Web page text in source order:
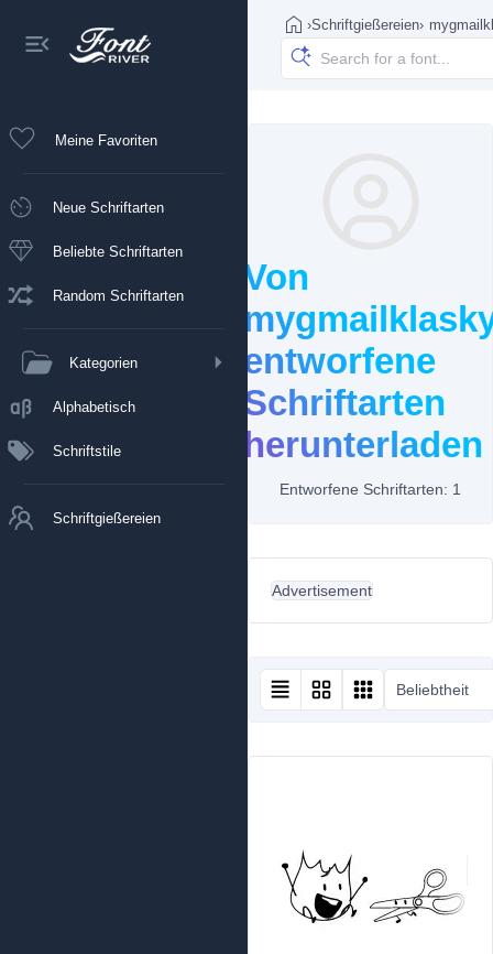
Meine Favoriten
Neue Schriftarten
Beliebte Schriftarten
Random Schriftarten
Kategorien
Alphabetisch
Schriftstile
Schriftgießereien
›Schriftgießereien›
Von
entworfene
Schriftarten
herunterladen
Entworfene Schriftarten: 1
Advertisement
Beliebtheit